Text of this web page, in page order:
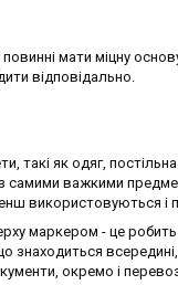
мати міцну
відповідально.
такі як одяг,
самими важкими
використовуються і
маркером - це
знаходиться
окремо і